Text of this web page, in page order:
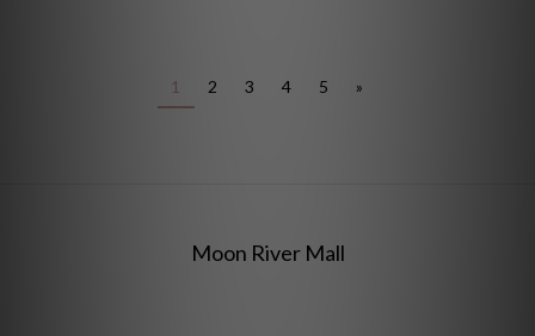
1 2 3 4 5 »
Moon River Mall